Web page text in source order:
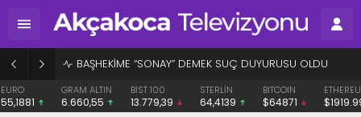
BAŞHEKİME “SONAY” DEMEK SUÇ DUYURUSU OLDU
EURO
55,1881
GRAM ALTIN
6.660,55
BIST 100
13.779,39
STERLİN
64,4139
BITCOIN
$64871